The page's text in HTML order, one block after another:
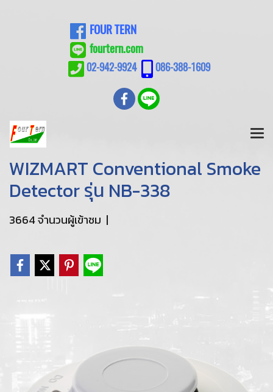
FOUR TERN
fourtern.com
02-942-9924 086-388-1609
WIZMART Conventional Smoke
Detector รุ่น NB-338
3664 จำนวนผู้เข้าชม |